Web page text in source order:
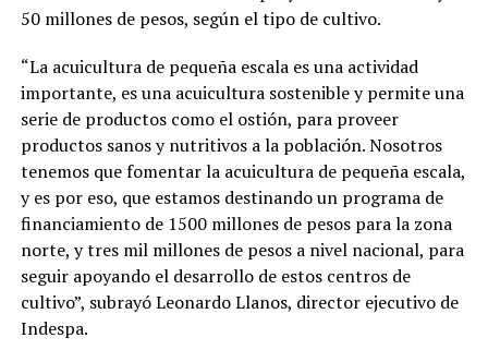
50 millones de pesos, según el tipo de cultivo.
“La acuicultura de pequeña escala es una actividad
importante, es una acuicultura sostenible y permite una
serie de productos como el ostión, para proveer
productos sanos y nutritivos a la población. Nosotros
tenemos que fomentar la acuicultura de pequeña escala,
y es por eso, que estamos destinando un programa de
financiamiento de 1500 millones de pesos para la zona
norte, y tres mil millones de pesos a nivel nacional, para
seguir apoyando el desarrollo de estos centros de
cultivo”, subrayó Leonardo Llanos, director ejecutivo de
Indespa.